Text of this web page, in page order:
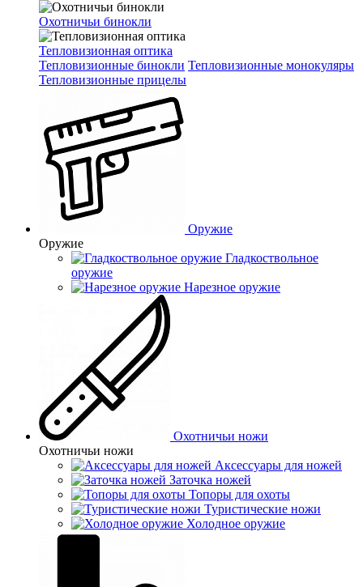
Охотничьи бинокли
Тепловизионная оптика
Тепловизионные бинокли Тепловизионные монокуляры
Тепловизионные прицелы
Оружие
Оружие
Гладкоствольное
оружие
Нарезное оружие
Охотничьи ножи
Охотничьи ножи
Аксессуары для ножей
Заточка ножей
Топоры для охоты
Туристические ножи
Холодное оружие